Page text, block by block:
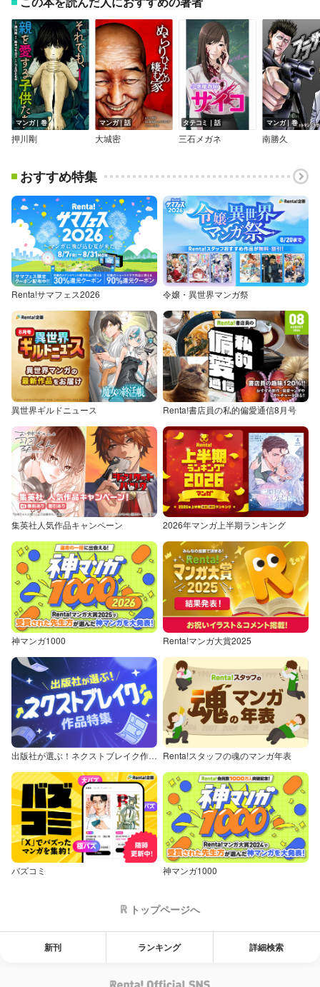
マンガ｜巻
押川剛
マンガ｜話
大城密
タテコミ｜話
三石メガネ
マンガ｜巻
南勝久
おすすめ特集
Renta!サマフェス2026 令嬢・異世界マンガ祭
異世界ギルドニュース Renta!書店員の私的偏愛通信8月号
集英社人気作品キャンペーン 2026年マンガ上半期ランキング
神マンガ1000 Renta!マンガ大賞2025
出版社が選ぶ！ネクストブレイク作品特集 Renta!スタッフの魂のマンガ年表
バズコミ 神マンガ1000
トップページへ
新刊 ランキング 詳細検索